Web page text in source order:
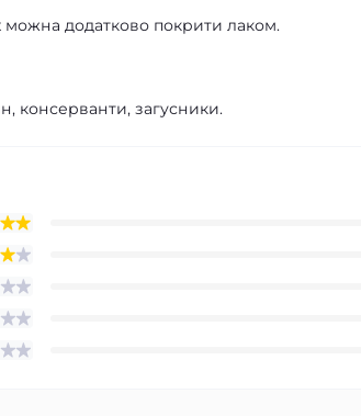
можна додатково покрити лаком.
консерванти, загусники.